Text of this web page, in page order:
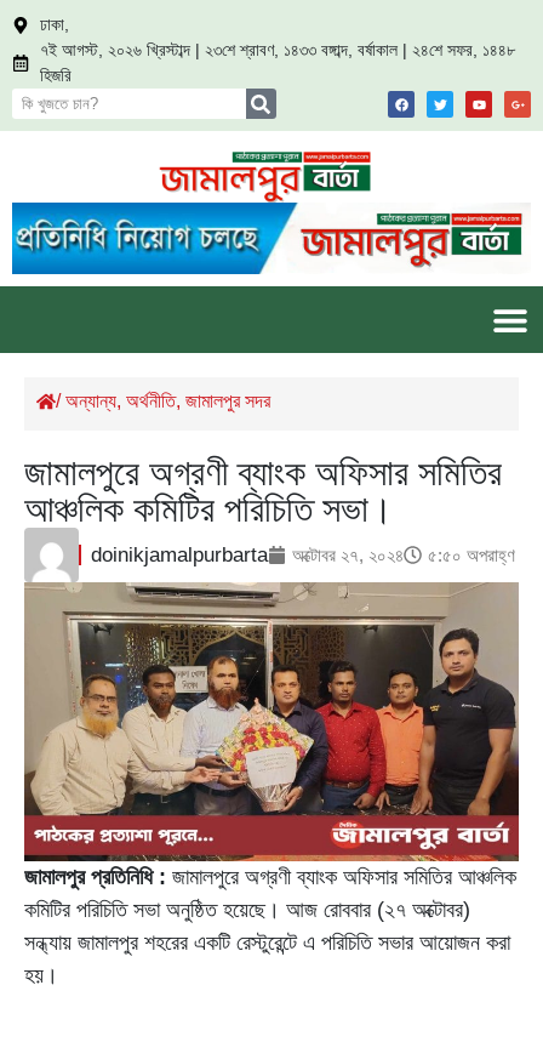
ঢাকা,
৭ই আগস্ট, ২০২৬ খ্রিস্টাব্দ | ২৩শে শ্রাবণ, ১৪৩৩ বঙ্গাব্দ, বর্ষাকাল | ২৪শে সফর, ১৪৪৮
হিজরি
/অন্যান্য, অর্থনীতি, জামালপুর সদর
জামালপুরে অগ্রণী ব্যাংক অফিসার সমিতির
আঞ্চলিক কমিটির পরিচিতি সভা।
doinikjamalpurbarta অক্টোবর ২৭, ২০২৪ ৫:৫০ অপরাহ্ণ
জামালপুর প্রতিনিধি : জামালপুরে অগ্রণী ব্যাংক অফিসার সমিতির আঞ্চলিক
কমিটির পরিচিতি সভা অনুষ্ঠিত হয়েছে। আজ রোববার (২৭ অক্টোবর)
সন্ধ্যায় জামালপুর শহরের একটি রেস্টুরেন্টে এ পরিচিতি সভার আয়োজন করা
হয়।